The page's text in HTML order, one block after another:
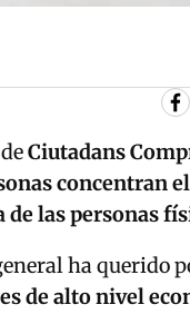
Ciutadans
concentran
de las personas
ha querido
de alto nivel